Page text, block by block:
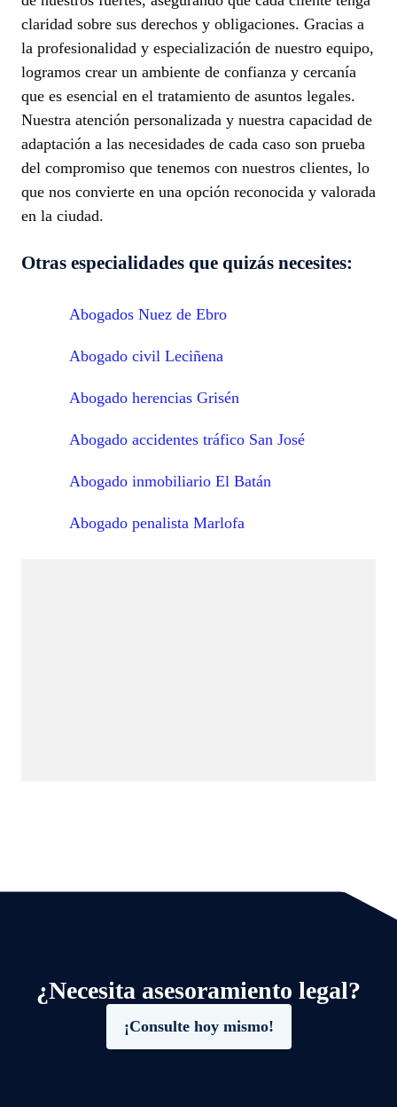
claridad sobre sus derechos y obligaciones. Gracias a
la profesionalidad y especialización de nuestro equipo,
logramos crear un ambiente de confianza y cercanía
que es esencial en el tratamiento de asuntos legales.
Nuestra atención personalizada y nuestra capacidad de
adaptación a las necesidades de cada caso son prueba
del compromiso que tenemos con nuestros clientes, lo
que nos convierte en una opción reconocida y valorada
en la ciudad.
Otras especialidades que quizás necesites:
Abogados Nuez de Ebro
Abogado civil Leciñena
Abogado herencias Grisén
Abogado accidentes tráfico San José
Abogado inmobiliario El Batán
Abogado penalista Marlofa
¿Necesita asesoramiento legal?
¡Consulte hoy mismo!